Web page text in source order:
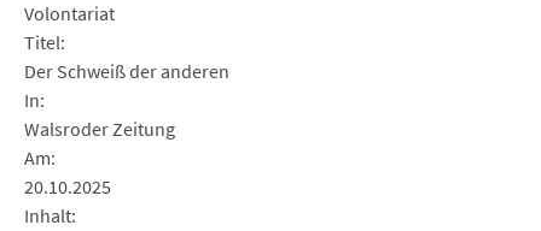
Volontariat
Titel
Der Schweiß der anderen
In
Walsroder Zeitung
Am
20.10.2025
Inhalt